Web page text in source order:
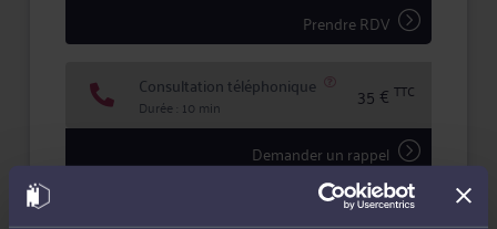
Prendre RDV
Consultation téléphonique
Durée : 10 min 35 € TTC
Demander un rappel